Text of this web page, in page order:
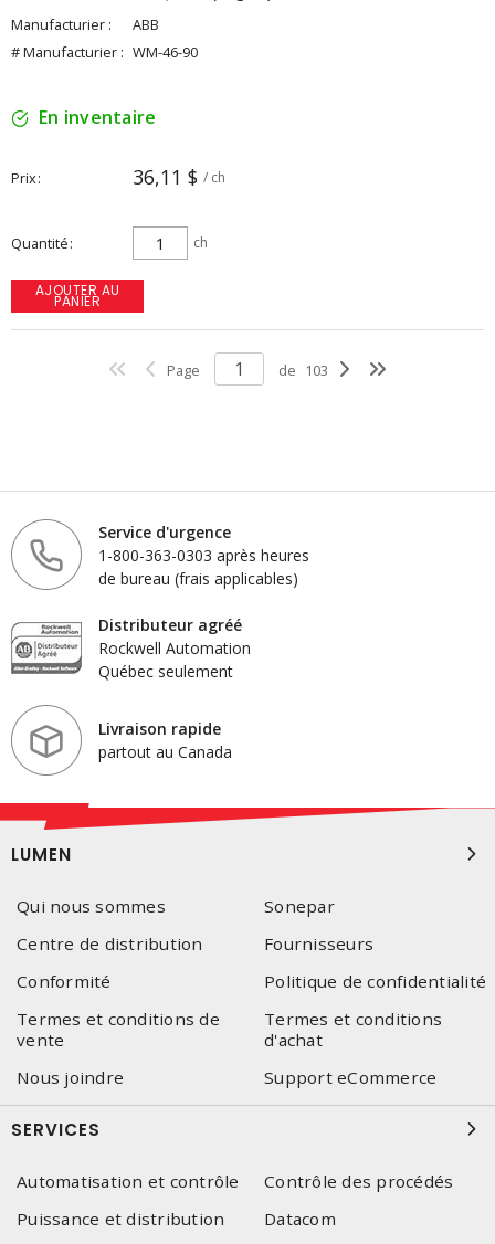
Manufacturier :
ABB
# Manufacturier : WM-46-90
En inventaire
Prix 36,11 $ / ch
Quantité ch
AJOUTER AU
PANIER
Page de 103
Service d'urgence
1-800-363-0303 après heures
de bureau (frais applicables)
Distributeur agréé
Rockwell Automation
Québec seulement
Livraison rapide
partout au Canada
LUMEN
Qui nous sommes
Sonepar
Centre de distribution
Fournisseurs
Conformité
Politique de confidentialité
Termes et conditions de
vente
Termes et conditions
d'achat
Nous joindre
Support eCommerce
SERVICES
Automatisation et contrôle
Contrôle des procédés
Puissance et distribution
Datacom